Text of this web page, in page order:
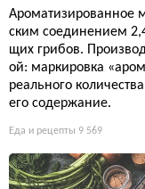
Ароматизированное
ским соединением
щих грибов.
ой: маркировка
реального
его содержание.
Еда и рецепты 9 569